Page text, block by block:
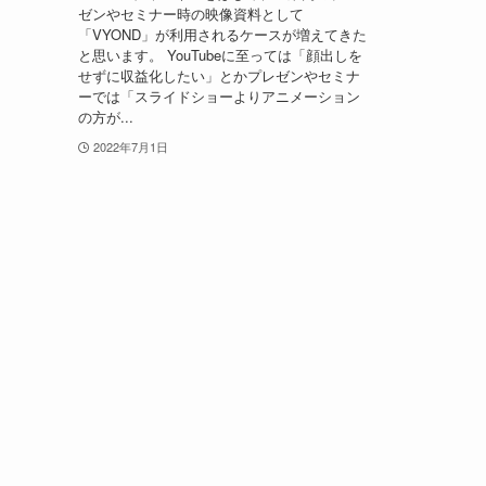
ゼンやセミナー時の映像資料として
「VYOND」が利用されるケースが増えてきた
と思います。 YouTubeに至っては「顔出しを
せずに収益化したい」とかプレゼンやセミナ
ーでは「スライドショーよりアニメーション
の方が...
2022年7月1日